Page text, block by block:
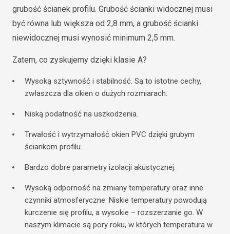
grubość ścianek profilu. Grubość ścianki widocznej musi
być równa lub większa od 2,8 mm, a grubość ścianki
niewidocznej musi wynosić minimum 2,5 mm.
Zatem, co zyskujemy dzięki klasie A?
Wysoką sztywność i stabilność. Są to istotne cechy,
zwłaszcza dla okien o dużych rozmiarach.
Niską podatność na uszkodzenia.
Trwałość i wytrzymałość okien PVC dzięki grubym
ściankom profilu.
Bardzo dobre parametry izolacji akustycznej.
Wysoką odporność na zmiany temperatury oraz inne
czynniki atmosferyczne. Niskie temperatury powodują
kurczenie się profilu, a wysokie – rozszerzanie go. W
naszym klimacie są pory roku, w których temperatura w